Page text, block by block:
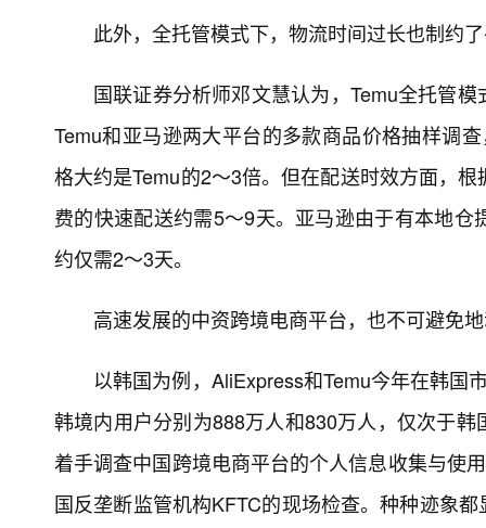
此外，全托管模式下，物流时间过长也制约
国联证券分析师邓文慧认为，Temu全托管
Temu和亚马逊两大平台的多款商品价格抽样调
格大约是Temu的2～3倍。但在配送时效方面，
费的快速配送约需5～9天。亚马逊由于有本地
约仅需2～3天。
高速发展的中资跨境电商平台，也不可避免
以韩国为例，AliExpress和Temu今年在韩国
韩境内用户分别为888万人和830万人，仅次于
着手调查中国跨境电商平台的个人信息收集与使
国反垄断监管机构KFTC的现场检查。种种迹象